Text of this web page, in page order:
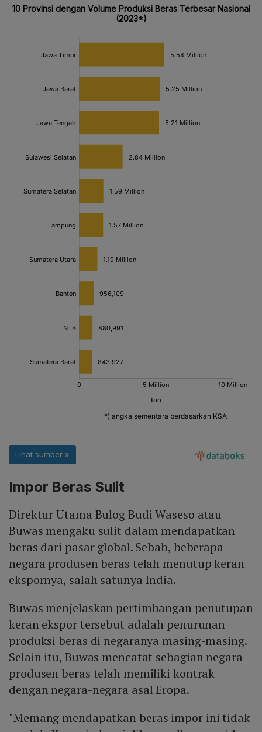
Impor Beras Sulit
Direktur Utama Bulog Budi Waseso atau
Buwas mengaku sulit dalam mendapatkan
beras dari pasar global. Sebab, beberapa
negara produsen beras telah menutup keran
ekspornya, salah satunya India.
Buwas menjelaskan pertimbangan penutupan
keran ekspor tersebut adalah penurunan
produksi beras di negaranya masing-masing.
Selain itu, Buwas mencatat sebagian negara
produsen beras telah memiliki kontrak
dengan negara-negara asal Eropa.
"Memang mendapatkan beras impor ini tidak